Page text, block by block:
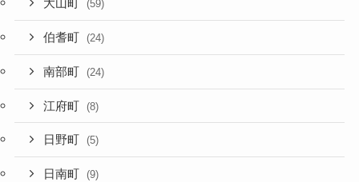
大山町 (59)
伯耆町 (24)
南部町 (24)
江府町 (8)
日野町 (5)
日南町 (9)